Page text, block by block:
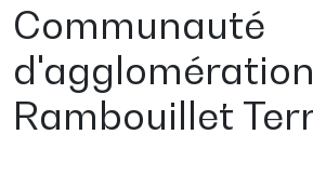
Communauté
d'agglomération
Rambouillet